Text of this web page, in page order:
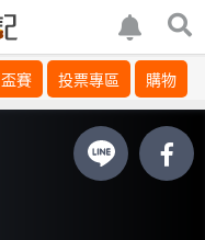
盃賽 投票專區 購物